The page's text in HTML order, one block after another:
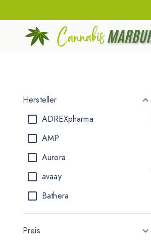
Hersteller
ADREXpharma
AMP
Aurora
avaay
Bathera
BC Green
Preis